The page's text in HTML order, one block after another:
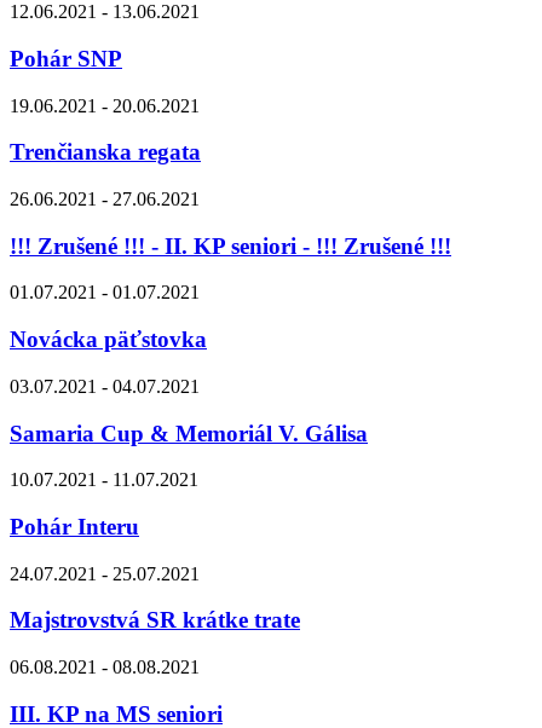
12.06.2021 - 13.06.2021
Pohár SNP
19.06.2021 - 20.06.2021
Trenčianska regata
26.06.2021 - 27.06.2021
!!! Zrušené !!! - II. KP seniori - !!! Zrušené !!!
01.07.2021 - 01.07.2021
Novácka päťstovka
03.07.2021 - 04.07.2021
Samaria Cup & Memoriál V. Gálisa
10.07.2021 - 11.07.2021
Pohár Interu
24.07.2021 - 25.07.2021
Majstrovstvá SR krátke trate
06.08.2021 - 08.08.2021
III. KP na MS seniori